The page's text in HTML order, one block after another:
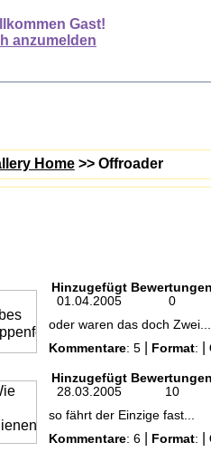
Gast!
anzumelden
Home>> Offroader
Hinzugefügt
01.04.2005
0
oder waren das doch Zwei...
Kommentare: 5 | Format: |
Hinzugefügt
28.03.2005
10
so fährt der Einzige fast...
Kommentare: 6 | Format: |